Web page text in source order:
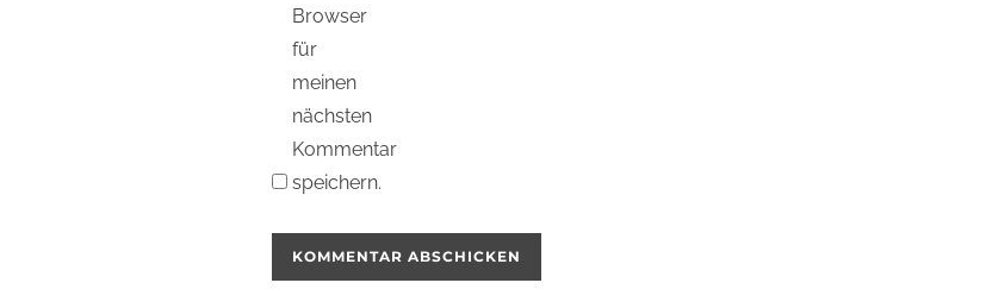
Browser
für
meinen
nächsten
Kommentar
speichern.